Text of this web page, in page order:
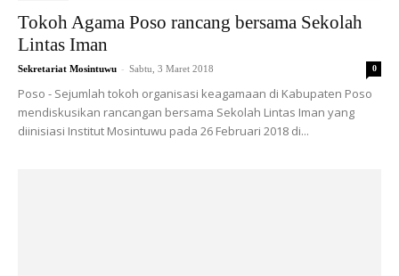
Tokoh Agama Poso rancang bersama Sekolah
Lintas Iman
Sekretariat Mosintuwu - Sabtu, 3 Maret 2018 0
Poso - Sejumlah tokoh organisasi keagamaan di Kabupaten Poso
mendiskusikan rancangan bersama Sekolah Lintas Iman yang
diinisiasi Institut Mosintuwu pada 26 Februari 2018 di...